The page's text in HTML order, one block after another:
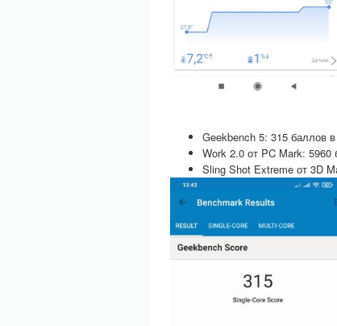
Geekbench 5: 315 баллов
Work 2.0 от PC Mark: 5960
Sling Shot Extreme от 3D